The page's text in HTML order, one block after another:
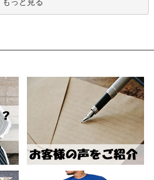
もっと見る